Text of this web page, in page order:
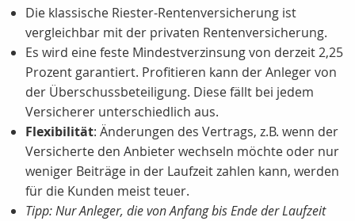
Die klassische Riester-Rentenversicherung ist
vergleichbar mit der privaten Rentenversicherung.
Es wird eine feste Mindestverzinsung von derzeit 2,25
Prozent garantiert. Profitieren kann der Anleger von
der Überschussbeteiligung. Diese fällt bei jedem
Versicherer unterschiedlich aus.
Flexibilität: Änderungen des Vertrags, z.B. wenn der
Versicherte den Anbieter wechseln möchte oder nur
weniger Beiträge in der Laufzeit zahlen kann, werden
für die Kunden meist teuer.
Tipp: Nur Anleger, die von Anfang bis Ende der Laufzeit